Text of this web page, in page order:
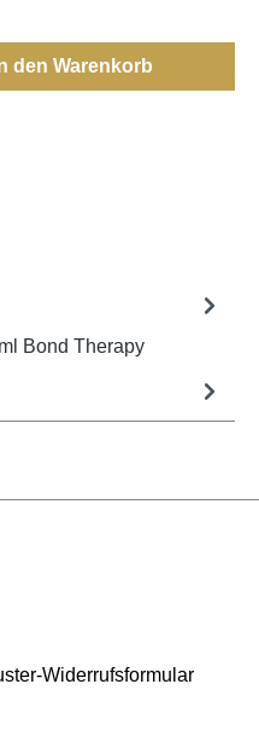
gewünschten
den Warenkorb
Bond Therapy
Widerrufsformular